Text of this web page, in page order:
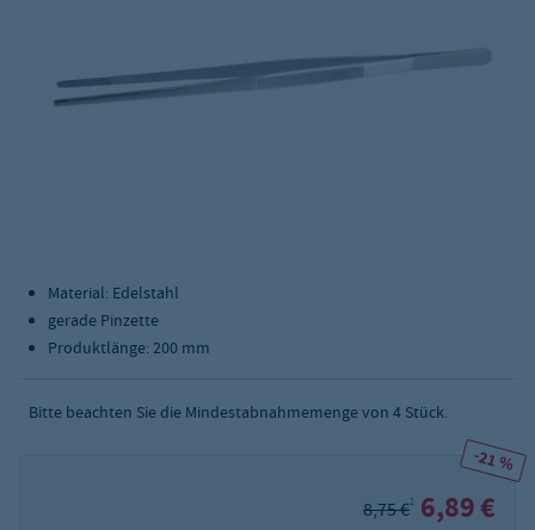
Material: Edelstahl
gerade Pinzette
Produktlänge: 200 mm
Bitte beachten Sie die Mindestabnahmemenge von 4 Stück.
-21 %
8,75 €2 6,89 €